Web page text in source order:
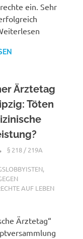
ein. Sehr
Ärztetag
Töten
XX
§ 218 / 219A
,
AUF LEBEN
Ärztetag“